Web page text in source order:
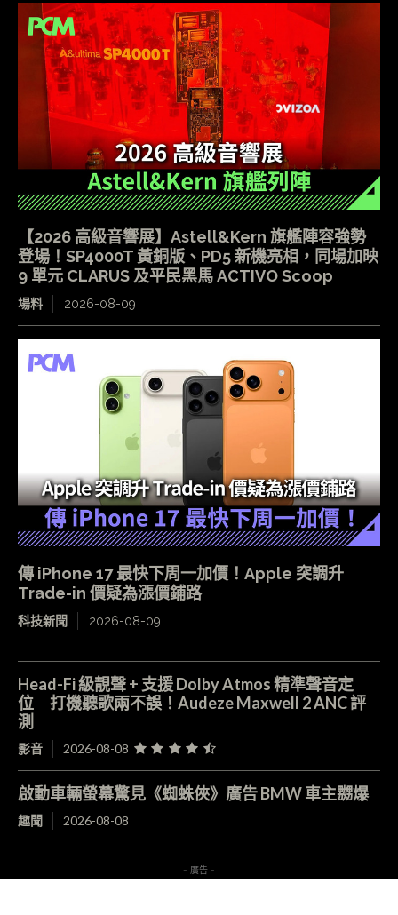
【2026 高級音響展】Astell&Kern 旗艦陣容強勢
登場！SP4000T 黃銅版、PD5 新機亮相，同場加映
9 單元 CLARUS 及平民黑馬 ACTIVO Scoop
場料 2026-08-09
傳 iPhone 17 最快下周一加價！Apple 突調升
Trade-in 價疑為漲價鋪路
科技新聞 2026-08-09
Head-Fi 級靚聲 + 支援 Dolby Atmos 精準聲音定
位 打機聽歌兩不誤！Audeze Maxwell 2 ANC 評
測
影音 2026-08-08
啟動車輛螢幕驚見《蜘蛛俠》廣告 BMW 車主嬲爆
趣聞 2026-08-08
- 廣告 -